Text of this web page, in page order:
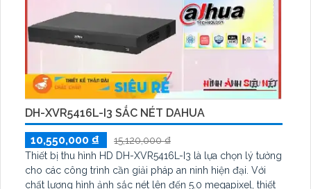
DH-XVR5416L-I3 SẮC NÉT DAHUA
10,550,000 ₫
15,120,000 ₫
Thiết bị thu hình HD DH-XVR5416L-I3 là lựa chọn lý tưởng
cho các công trình cần giải pháp an ninh hiện đại. Với
chất lượng hình ảnh sắc nét lên đến 5.0 megapixel, thiết